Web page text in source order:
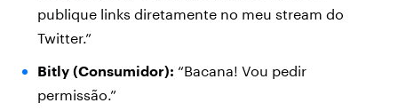
publique links diretamente no meu stream do
Twitter.”
Bitly (Consumidor): “Bacana! Vou pedir
permissão.”